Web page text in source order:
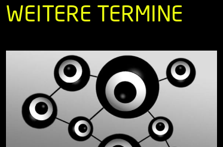
WEITERE TERMINE